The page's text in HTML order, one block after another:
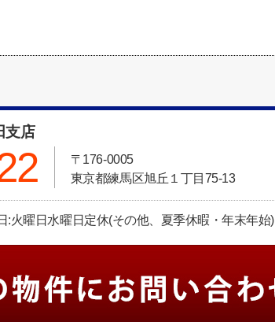
支店
〒176-0005
東京都練馬区旭丘１丁目75-13
:火曜日水曜日定休(その他、夏季休暇・年末年始)